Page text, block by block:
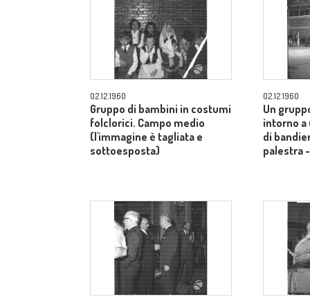
02.12.1960
Gruppo di bambini in costumi
folclorici. Campo medio
(l'immagine è tagliata e
sottoesposta)
02.12.1960
Un
intorno a
di
palestra